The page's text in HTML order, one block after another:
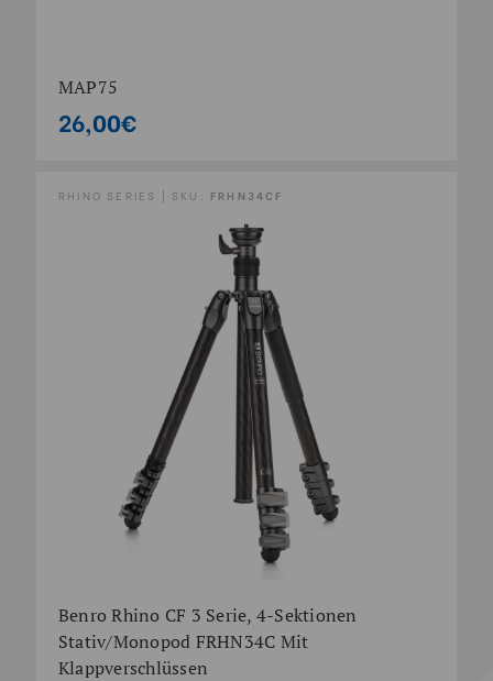
MAP75
26,00€
RHINO SERIES | SKU: FRHN34CF
Benro Rhino CF 3 Serie, 4-Sektionen
Stativ/Monopod FRHN34C Mit
Klappverschlüssen